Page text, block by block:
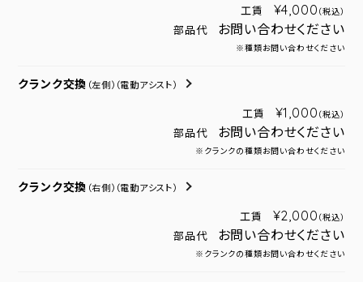
工賃 ¥4,000 （税込）
部品代 お問い合わせください
※種類お問い合わせください
クランク交換 （左側） （電動アシスト）
工賃 ¥1,000 （税込）
部品代 お問い合わせください
※クランクの種類お問い合わせください
クランク交換 （右側） （電動アシスト）
工賃 ¥2,000 （税込）
部品代 お問い合わせください
※クランクの種類お問い合わせください